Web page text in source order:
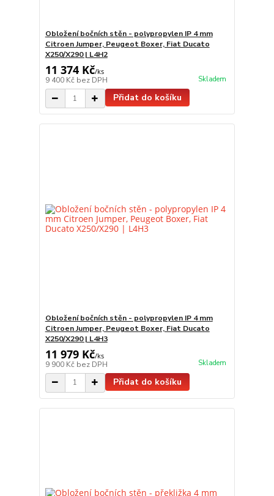
Obložení bočních stěn - polypropylen IP 4 mm
Citroen Jumper, Peugeot Boxer, Fiat Ducato
X250/X290 | L4H2
11 374 Kč/ks
9 400 Kč bez DPH Skladem
Přidat do košíku
Obložení bočních stěn - polypropylen IP 4 mm
Citroen Jumper, Peugeot Boxer, Fiat Ducato
X250/X290 | L4H3
11 979 Kč/ks
9 900 Kč bez DPH Skladem
Přidat do košíku